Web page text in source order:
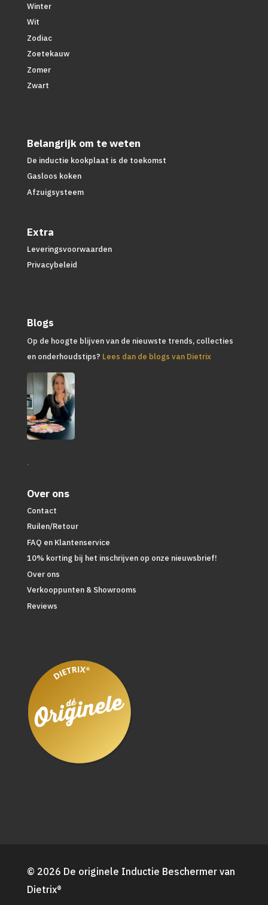
Winter
Wit
Zodiac
Zoetekauw
Zomer
Zwart
Belangrijk om te weten
De inductie kookplaat is de toekomst
Gasloos koken
Afzuigsysteem
Extra
Leveringsvoorwaarden
Privacybeleid
Blogs
Op de hoogte blijven van de nieuwste trends, collecties
en onderhoudstips? Lees dan de blogs van Dietrix
.
Over ons
Contact
Ruilen/Retour
FAQ en Klantenservice
10% korting bij het inschrijven op onze nieuwsbrief!
Over ons
Verkooppunten & Showrooms
Reviews
© 2026 De originele Inductie Beschermer van
Dietrix®